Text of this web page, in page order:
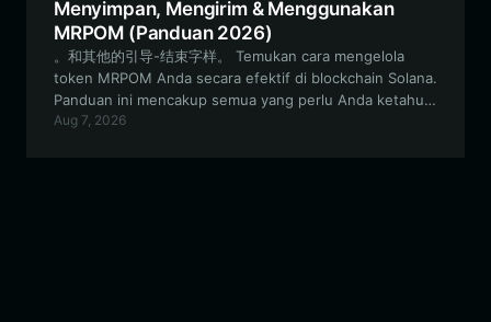
Menyimpan, Mengirim & Menggunakan
MRPOM (Panduan 2026)
。和其他的引导-结束字样。 Temukan cara mengelola
token MRPOM Anda secara efektif di blockchain Solana.
Panduan ini mencakup semua yang perlu Anda ketahui
tentang cara menyiapkan dompet MRPOM yang aman,
Aug 7, 2026